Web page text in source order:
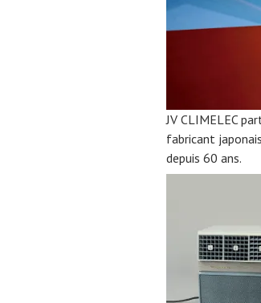
JV CLIMELEC
fabricant
depuis 60 ans.